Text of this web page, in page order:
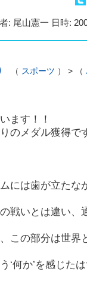
: 尾山憲一 日時:
（ スポーツ ） > （
ます！！
のメダル獲得で
には歯が立たな
戦いとは違い、
この部分は世界
‘何か’を感じた